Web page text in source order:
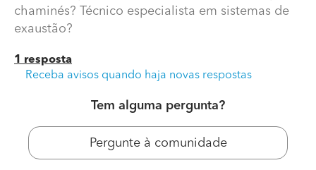
chaminés? Técnico especialista em sistemas de
exaustão?
1 resposta
Receba avisos quando haja novas respostas
Tem alguma pergunta?
Pergunte à comunidade